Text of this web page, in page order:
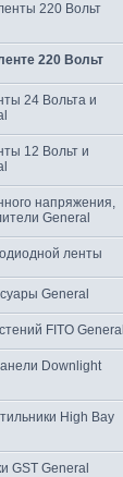
220 Вольт
220 Вольт
24 Вольта и
12 Вольт и
напряжения,
General
ленты
General
FITO General
Downlight
High Bay
GST General